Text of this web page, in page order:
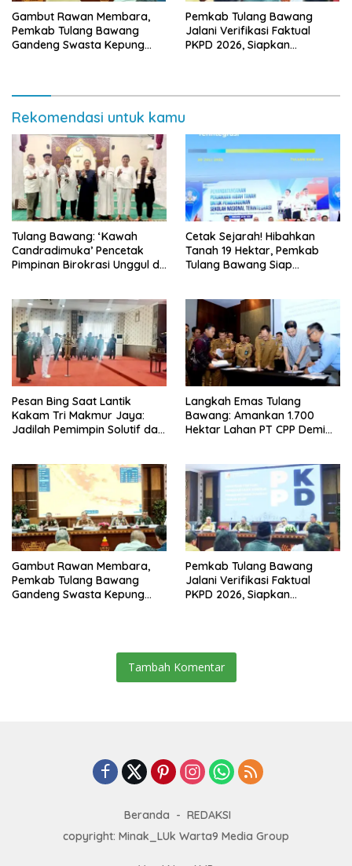
Gambut Rawan Membara,
Pemkab Tulang Bawang
Gandeng Swasta Kepung
Pemkab Tulang Bawang
Jalani Verifikasi Faktual
PKPD 2026, Siapkan
Rekomendasi untuk kamu
Tulang Bawang: ‘Kawah
Candradimuka’ Pencetak
Pimpinan Birokrasi Unggul di
Cetak Sejarah! Hibahkan
Tanah 19 Hektar, Pemkab
Tulang Bawang Siap
Lampung
Pesan Bing Saat Lantik
Kakam Tri Makmur Jaya:
Jadilah Pemimpin Solutif dan
Langkah Emas Tulang
Bawang: Amankan 1.700
Hektar Lahan PT CPP Demi
Gambut Rawan Membara,
Pemkab Tulang Bawang
Gandeng Swasta Kepung
Pemkab Tulang Bawang
Jalani Verifikasi Faktual
PKPD 2026, Siapkan
Tambah Komentar
Beranda
REDAKSI
copyright: Minak_LUk Warta9 Media Group